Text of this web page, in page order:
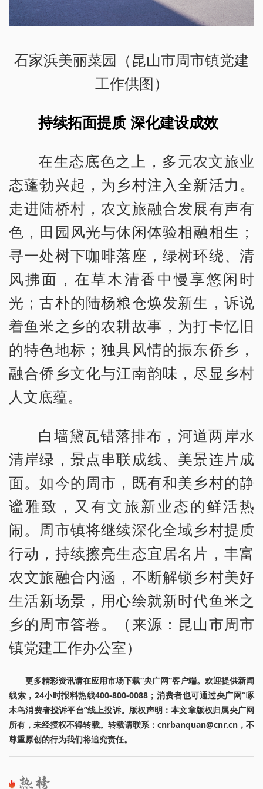
石家浜美丽菜园（昆山市周市镇党建
工作供图）
持续拓面提质 深化建设成效
在生态底色之上，多元农文旅业
态蓬勃兴起，为乡村注入全新活力。
走进陆桥村，农文旅融合发展有声有
色，田园风光与休闲体验相融相生；
寻一处树下咖啡落座，绿树环绕、清
风拂面，在草木清香中慢享悠闲时
光；古朴的陆杨粮仓焕发新生，诉说
着鱼米之乡的农耕故事，为打卡忆旧
的特色地标；独具风情的振东侨乡，
融合侨乡文化与江南韵味，尽显乡村
人文底蕴。
白墙黛瓦错落排布，河道两岸水
清岸绿，景点串联成线、美景连片成
面。如今的周市，既有和美乡村的静
谧雅致，又有文旅新业态的鲜活热
闹。周市镇将继续深化全域乡村提质
行动，持续擦亮生态宜居名片，丰富
农文旅融合内涵，不断解锁乡村美好
生活新场景，用心绘就新时代鱼米之
乡的周市答卷。（来源：昆山市周市
镇党建工作办公室）
更多精彩资讯请在应用市场下载“央广网”客户端。欢迎提供新闻
线索，24小时报料热线400-800-0088；消费者也可通过央广网“啄
木鸟消费者投诉平台”线上投诉。版权声明：本文章版权归属央广网
所有，未经授权不得转载。转载请联系：cnrbanquan@cnr.cn，不
尊重原创的行为我们将追究责任。